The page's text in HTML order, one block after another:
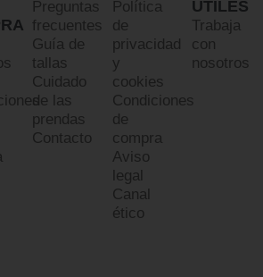
Preguntas
frecuentes
Guía de
tallas
Cuidado
de las
prendas
Contacto
Política
de
privacidad
y
cookies
Condiciones
de
compra
Aviso
legal
Canal
ético
ÚTILES
Trabaja
con
nosotros